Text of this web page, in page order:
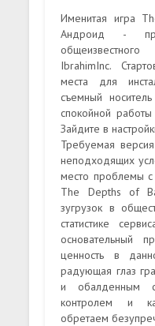
Именитая игра
Андроид -
общеизвестного
IbrahimInc.
места для
съемный
спокойной
Зайдите в
Требуемая
неподходящих
место проблемы
The Depths of
зугрузок в
статистике
основательный
ценность в
радующая глаз
и обалденным
контролем и
обретаем